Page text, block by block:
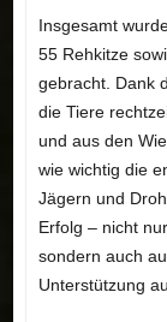
Insgesamt
55 Rehkitze
gebracht. Dank
die Tiere
und aus den
wie wichtig die
Jägern und
Erfolg – nicht
sondern auch
Unterstützung